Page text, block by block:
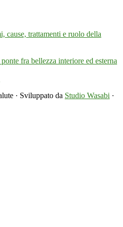
cause, trattamenti e ruolo della
fra bellezza interiore ed esterna
· Sviluppato da Studio Wasabi ·